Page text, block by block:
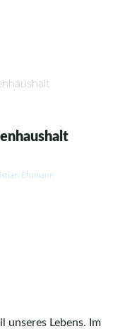
Ehrmann
unseres Lebens. Im